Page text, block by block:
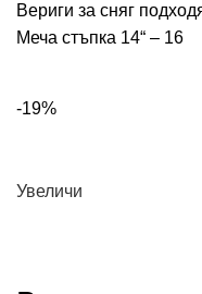
Вериги за сняг
Меча стъпка 14“ – 16
-19%
Увеличи